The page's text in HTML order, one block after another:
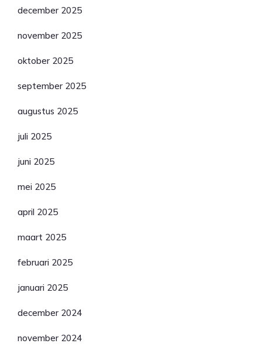
december 2025
november 2025
oktober 2025
september 2025
augustus 2025
juli 2025
juni 2025
mei 2025
april 2025
maart 2025
februari 2025
januari 2025
december 2024
november 2024